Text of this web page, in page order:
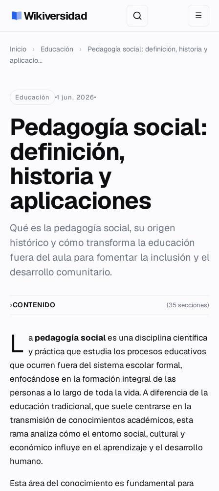
Wikiversidad ☰
Inicio › Educación ›
Pedagogía social: definición, historia y
aplicacio...
Educación 1 jun. 2026
Pedagogía social:
definición,
historia y
aplicaciones
Qué es la pedagogía social, su origen
histórico y cómo transforma la educación
fuera del aula para fomentar la inclusión y el
desarrollo comunitario.
CONTENIDO (35 secciones)
L a pedagogía sociales una disciplina científica
y práctica que estudia los procesos educativos
que ocurren fuera del sistema escolar formal,
enfocándose en la formación integral de las
personas a lo largo de toda la vida. A diferencia de la
educación tradicional, que suele centrarse en la
transmisión de conocimientos académicos, esta
rama analiza cómo el entorno social, cultural y
económico influye en elaprendizaje y el desarrollo
humano.
Esta área del conocimiento es fundamental para